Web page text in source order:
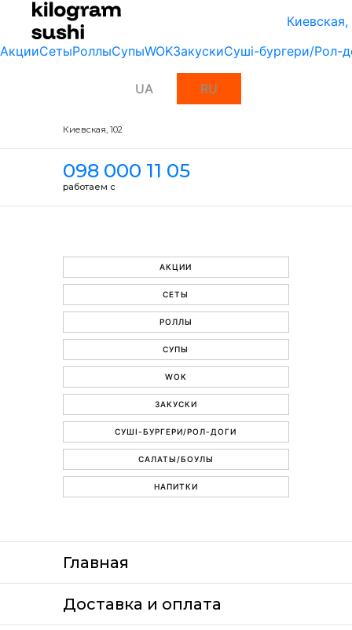
Киевская,
АкцииСетыРоллыСупыWOKЗакускиСуші-бургери/Рол-
UA RU
Киевская, 102
098 000 11 05
работаем с
АКЦИИ
СЕТЫ
РОЛЛЫ
СУПЫ
WOK
ЗАКУСКИ
СУШІ-БУРГЕРИ/РОЛ-ДОГИ
САЛАТЫ/БОУЛЫ
НАПИТКИ
Главная
Доставка и оплата